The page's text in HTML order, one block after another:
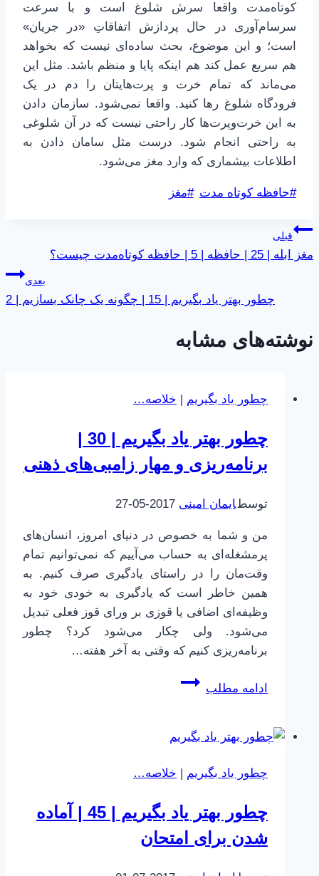
کوتاه‌مدت واقعا سرش شلوغ است و با سرعت
سرسام‌آوری در حال پردازش اتفاقاتِ «در جریان»
است؛ و این موضوع، بحث ساده‌ای نیست که بخواهد
هم سریع عمل کند هم اینکه پایا و منظم باشد. مثل این
می‌ماند که تمام خرت و پرت‌هایتان را دم در یک
فرودگاه شلوغ رها کنید. واقعا نمی‌شود. سازمان دادن
به این خرت‌وپرت‌ها کار راحتی نیست که در آن شلوغی
به راحتی انجام شود. درست مثل سامان دادن به
اطلاعات بیشماری که وارد مغز می‌شود.
برچسب‌های
#حافظه کوتاه مدت #مغز
راهبری
نوشته
قبلی
مغز ابله | 25 | حافظه | 5 | حافظه کوتاه‌مدت چیست؟
بعدی
چطور بهتر یاد بگیریم | 15 | چگونه یک چانک بسازیم | 2
نوشته‌های مشابه
چطور یاد بگیریم | خلاصه…
چطور بهتر یاد بگیریم | 30 |
برنامه‌ریزی و مهار زامبی‌های ذهنی
توسطایمان امینی 2017-05-27
من و شما به خصوص در دنیای امروز، انسان‌های
پرمشغله‌ای به حساب می‌آییم که نمی‌توانیم تمام
وقت‌مان را در راستای یادگیری صرف کنیم. به
همین خاطر است که یادگیری به خودی خود به
وظیفه‌ای اضافی یا قوزی بر ورای قوز فعلی تبدیل
می‌شود. ولی چکار می‌شود کرد؟ چطور
برنامه‌ریزی کنیم که وقتی به آخر هفته…
ادامه مطلب
چطور
بگیریم
30
برنامه‌ریزی
و
زامبی‌های
چطور یاد بگیریم | خلاصه…
چطور بهتر یاد بگیریم | 45 | آماده
شدن برای امتحان